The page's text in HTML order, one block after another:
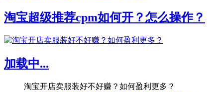
淘宝超级推荐cpm如何开？怎么操作？
加载中...
淘宝开店卖服装好不好赚？如何盈利更多？